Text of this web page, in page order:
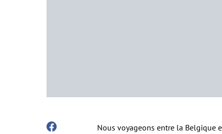
Nous voyageons entre la Belgique